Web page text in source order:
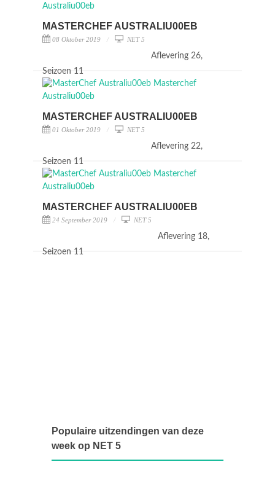
MASTERCHEF AUSTRALIU00EB
08 Oktober 2019 NET 5
Aflevering 26,
Seizoen 11
MASTERCHEF AUSTRALIU00EB
01 Oktober 2019 NET 5
Aflevering 22,
Seizoen 11
MASTERCHEF AUSTRALIU00EB
24 September 2019 NET 5
Aflevering 18,
Seizoen 11
Populaire uitzendingen van deze
week op NET 5